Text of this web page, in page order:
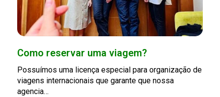
Como reservar uma viagem?
Possuímos uma licença especial para organização de
viagens internacionais que garante que nossa
agencia…